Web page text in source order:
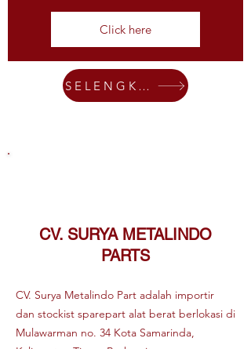
Click here
SELENGKAPNYA
CV. SURYA METALINDO
PARTS
CV. Surya Metalindo Part adalah importir
dan stockist sparepart alat berat berlokasi di
Mulawarman no. 34 Kota Samarinda,